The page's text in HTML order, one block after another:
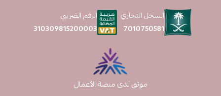
السجل التجاري
7010750581
الرقم الضريبي
310309815200003
موثق لدى منصة الأعمال